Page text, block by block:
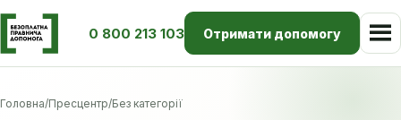
0 800 213 103 Отримати допомогу
Головна/Пресцентр/Без категорії